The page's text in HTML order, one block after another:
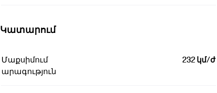
Կատարում
Մաքսիմում
արագություն
232 կմ/ժ